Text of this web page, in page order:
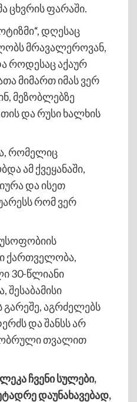
ცხვრის ფარაში.
დღესაც
მრავალეროვან,
როდესაც აქაურ
მიმართ იმას ვერ
მეზობლებზე
და რუსი ხალხის
რომელიც
ამ ქვეყანაში,
და ისეთ
რომ ვერ
ქართველობა,
30-წლიანი
გარეშე, აგრძელებს
და შანსს არ
თვალით
ჩვენი სულები,
დაუნახავებად,